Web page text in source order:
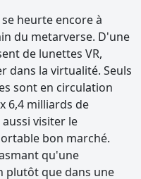
heurte encore à
du metarverse. D'une
de lunettes VR,
dans la virtualité. Seuls
sont en circulation
6,4 milliards de
visiter le
bon marché.
qu'une
plutôt que dans une